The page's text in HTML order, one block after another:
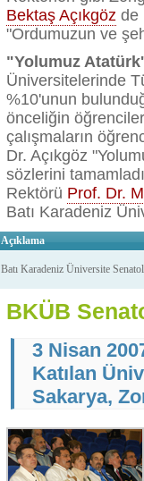
Bektaş Açıkgözde
"Ordumuzun ve
"Yolumuz
Üniversitelerinde
%10'unun
önceliğin
çalışmaların
Dr. Açıkgöz
sözlerini
Rektörü Prof. Dr.
Batı Karadeniz
Açıklama
Batı Karadeniz Üniversite
BKÜB
3 Nisan
Katılan
Sakarya,